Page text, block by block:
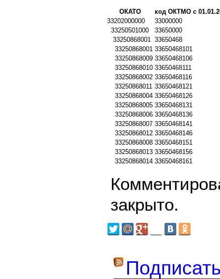
ОКАТО
код ОКТМО с
33202000000
33000000
33250501000
33650000
33250868001 33650468
33250868001 33650468101
33250868009 33650468106
33250868010 33650468111
33250868002 33650468116
33250868011 33650468121
33250868004 33650468126
33250868005 33650468131
33250868006 33650468136
33250868007 33650468141
33250868012 33650468146
33250868008 33650468151
33250868013 33650468156
33250868014 33650468161
закрыто.